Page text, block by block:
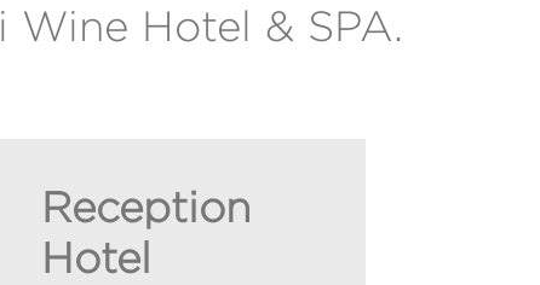
Hotel & SPA.
Reception
Hotel